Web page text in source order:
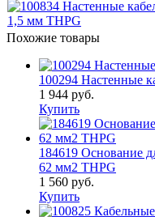
Похожие товары
100294 Настенные
1 944 руб.
Купить
184619 Основание
62 мм2 THPG
1 560 руб.
Купить